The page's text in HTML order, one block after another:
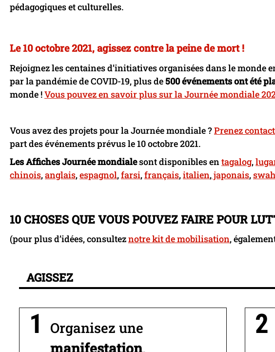
pédagogiques et culturelles.
Le 10 octobre 2021, agissez contre la peine de mort !
Rejoignez les centaines d’initiatives organisées dans le monde
par la pandémie de COVID-19, plus de500 événements ont été
monde !Vous pouvez en savoir plus sur la Journée mondiale
Vous avez des projets pour la Journée mondiale ?Prenez
part des événements prévus le 10 octobre 2021.
Les Affiches Journée mondialesont disponibles en tagalog,
chinois,anglais,espagnol,farsi,français,italien,japonais,
10 CHOSES QUE VOUS POUVEZ FAIRE POUR
(pour plus d’idées, consulteznotre kit de mobilisation,
AGISSEZ
Organisez une